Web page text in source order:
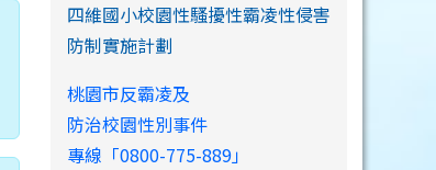
四維國小校園性騷擾性霸凌性侵害
防制實施計劃
桃園市反霸凌及
防治校園性別事件
專線「0800-775-889」